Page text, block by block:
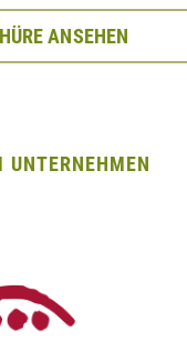
ANSEHEN
UNTERNEHMEN